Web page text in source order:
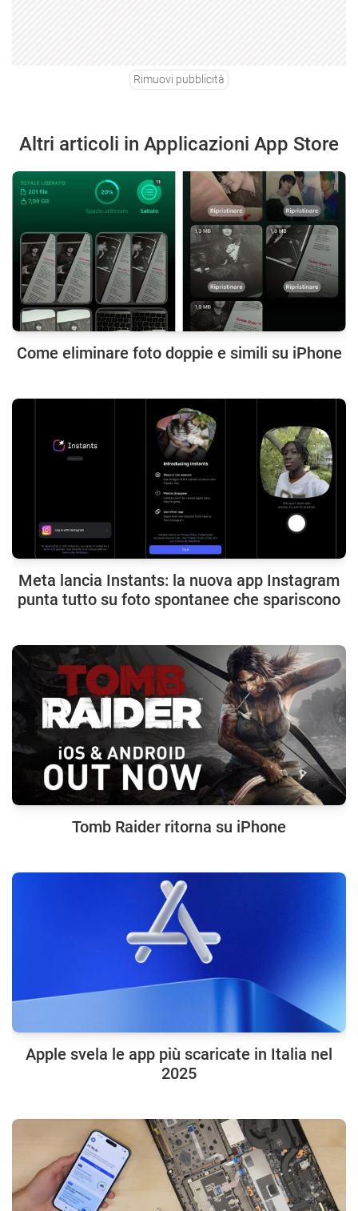
Rimuovi pubblicità
Altri articoli in Applicazioni App Store
Come eliminare foto doppie e simili su iPhone
Meta lancia Instants: la nuova app Instagram
punta tutto su foto spontanee che spariscono
Tomb Raider ritorna su iPhone
Apple svela le app più scaricate in Italia nel
2025